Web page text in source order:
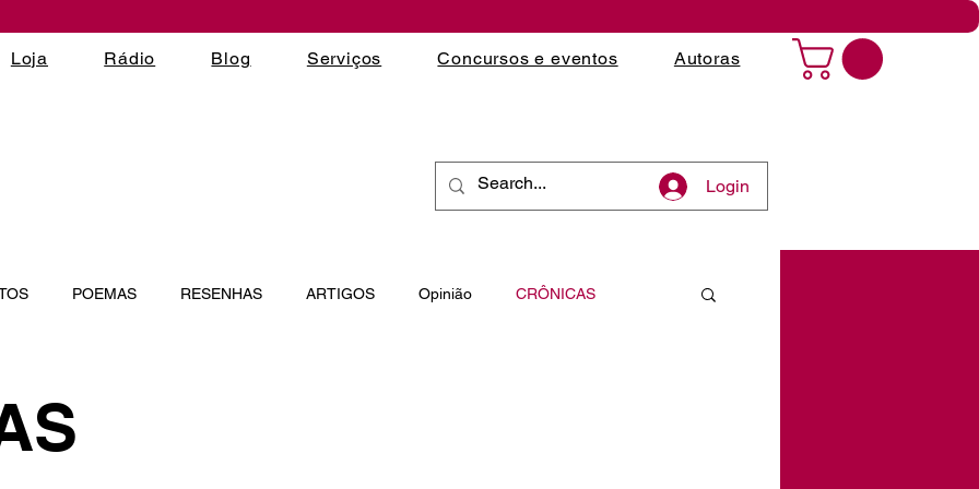
Loja Rádio Blog Serviços Concursos e eventos Autoras
Login
POEMAS RESENHAS ARTIGOS Opinião CRÔNICAS